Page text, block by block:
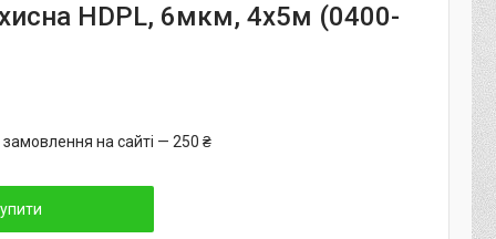
HDPL, 6мкм, 4х5м (0400-
на сайті — 250 ₴